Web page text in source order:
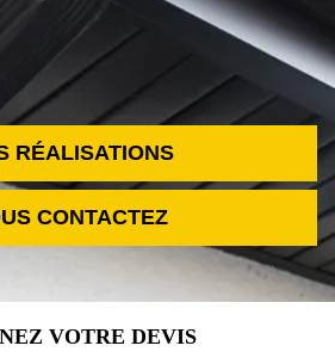
RÉALISATIONS
CONTACTEZ
VOTRE DEVIS